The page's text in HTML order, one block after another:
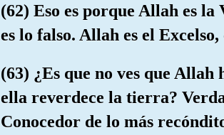
(62) Eso es porque Allah es
es lo falso. Allah es el
(63) ¿Es que no ves que Allah
ella reverdece la tierra?
Conocedor de lo más